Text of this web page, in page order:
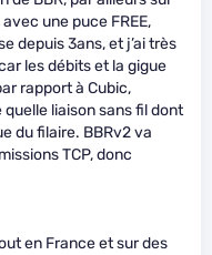
une puce FREE,
depuis 3ans, et j’ai très
les débits et la gigue
rapport à Cubic,
liaison sans fil dont
du filaire. BBRv2 va
TCP, donc
en France et sur des